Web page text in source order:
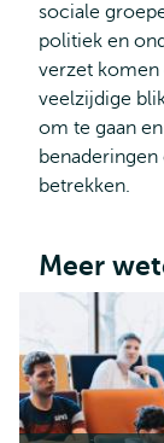
sociale
politiek en
verzet komen
veelzijdige
om te gaan
betrekken.
Meer